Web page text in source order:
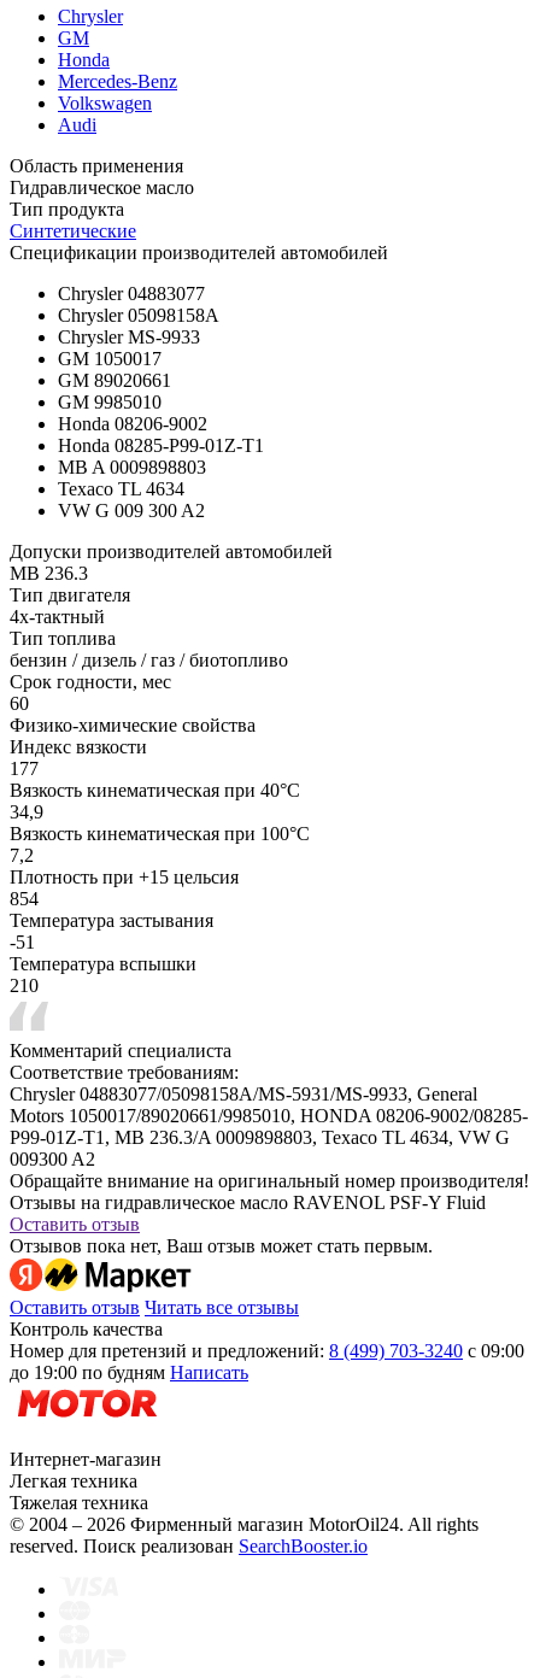
Chrysler
GM
Honda
Mercedes-Benz
Volkswagen
Audi
Область применения
Гидравлическое масло
Тип продукта
Синтетические
Спецификации производителей автомобилей
Chrysler 04883077
Chrysler 05098158A
Chrysler MS-9933
GM 1050017
GM 89020661
GM 9985010
Honda 08206-9002
Honda 08285-P99-01Z-T1
MB A 0009898803
Texaco TL 4634
VW G 009 300 A2
Допуски производителей автомобилей
MB 236.3
Тип двигателя
4х-тактный
Тип топлива
бензин / дизель / газ / биотопливо
Срок годности, мес
60
Физико-химические свойства
Индекс вязкости
177
Вязкость кинематическая при 40°С
34,9
Вязкость кинематическая при 100°С
7,2
Плотность при +15 цельсия
854
Температура застывания
-51
Температура вспышки
210
Комментарий специалиста
Соответствие требованиям:
Chrysler 04883077/05098158A/MS-5931/MS-9933, General
Motors 1050017/89020661/9985010, HONDA 08206-9002/08285-
P99-01Z-T1, MB 236.3/A 0009898803, Texaco TL 4634, VW G
009300 A2
Обращайте внимание на оригинальный номер производителя!
Отзывы на гидравлическое масло RAVENOL PSF-Y Fluid
Оставить отзыв
Отзывов пока нет, Ваш отзыв может стать первым.
Оставить отзыв Читать все отзывы
Контроль качества
Номер для претензий и предложений: 8 (499) 703-3240 с 09:00
до 19:00 по будням Написать
Интернет-магазин
Легкая техника
Тяжелая техника
© 2004 – 2026 Фирменный магазин MotorOil24. All rights
reserved. Поиск реализован SearchBooster.io